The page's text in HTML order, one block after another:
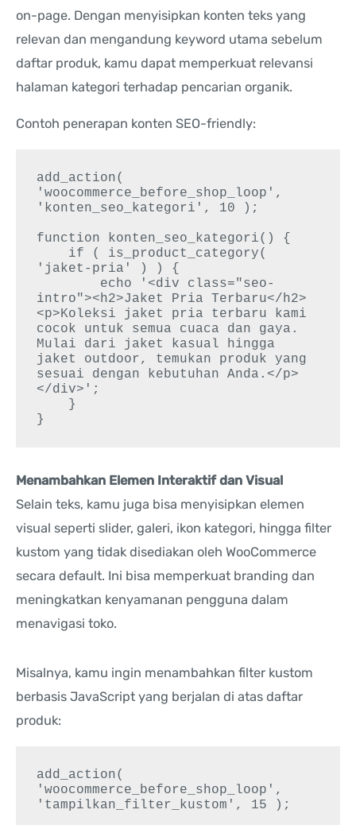
on-page. Dengan menyisipkan konten teks yang
relevan dan mengandung keyword utama sebelum
daftar produk, kamu dapat memperkuat relevansi
halaman kategori terhadap pencarian organik.
Contoh penerapan konten SEO-friendly:
add_action(
'woocommerce_before_shop_loop',
'konten_seo_kategori', 10 );
function konten_seo_kategori() {
'jaket-pria' ) ) {
intro"><h2>Jaket Pria Terbaru</h2>
<p>Koleksi jaket pria terbaru kami
cocok untuk semua cuaca dan gaya.
Mulai dari jaket kasual hingga
jaket outdoor, temukan produk yang
sesuai dengan kebutuhan Anda.</p>
</div>';
Menambahkan Elemen Interaktif dan Visual
Selain teks, kamu juga bisa menyisipkan elemen
visual seperti slider, galeri, ikon kategori, hingga filter
kustom yang tidak disediakan oleh WooCommerce
secara default. Ini bisa memperkuat branding dan
meningkatkan kenyamanan pengguna dalam
menavigasi toko.
Misalnya, kamu ingin menambahkan filter kustom
berbasis JavaScript yang berjalan di atas daftar
produk:
add_action(
'woocommerce_before_shop_loop',
'tampilkan_filter_kustom', 15 );